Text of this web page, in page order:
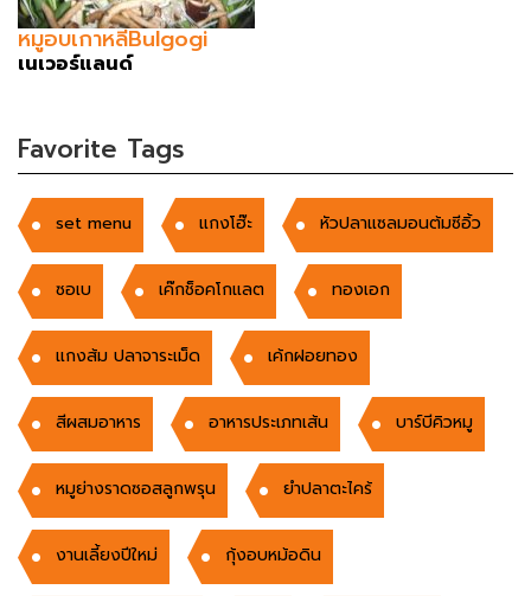
หมูอบเกาหลีBulgogi
เนเวอร์แลนด์
Favorite Tags
set menu แกงโฮ๊ะ หัวปลาแซลมอนต้มซีอิ้ว
ซอเบ เค๊กช็อคโกแลต ทองเอก
แกงส้ม ปลาจาระเม็ด เค้กฝอยทอง
สีผสมอาหาร อาหารประเภทเส้น บาร์บีคิวหมู
หมูย่างราดซอสลูกพรุน ยำปลาตะไคร้
งานเลี้ยงปีใหม่ กุ้งอบหม้อดิน